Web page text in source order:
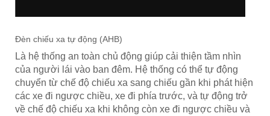
Đèn chiếu xa tự động (AHB)
Là hệ thống an toàn chủ động giúp cải thiện tầm nhìn
của người lái vào ban đêm. Hệ thống có thể tự động
chuyển từ chế độ chiếu xa sang chiếu gần khi phát hiện
các xe đi ngược chiều, xe đi phía trước, và tự động trở
về chế độ chiếu xa khi không còn xe đi ngược chiều và